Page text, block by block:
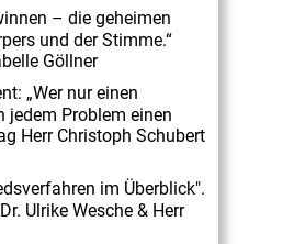
– die geheimen
und der Stimme.“
Göllner
„Wer nur einen
jedem Problem einen
Herr Christoph Schubert
im Überblick".
Ulrike Wesche & Herr